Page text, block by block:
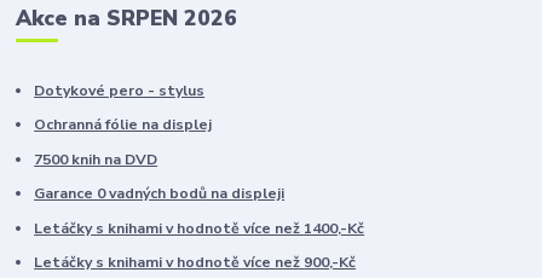
Akce na SRPEN 2026
Dotykové pero - stylus
Ochranná fólie na displej
7500 knih na DVD
Garance 0 vadných bodů na displeji
Letáčky s knihami v hodnotě více než 1400,-Kč
Letáčky s knihami v hodnotě více než 900,-Kč